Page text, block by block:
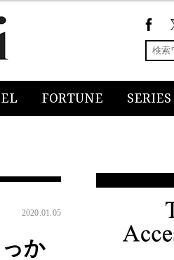
FORTUNE SERIES
2020.01.05
か